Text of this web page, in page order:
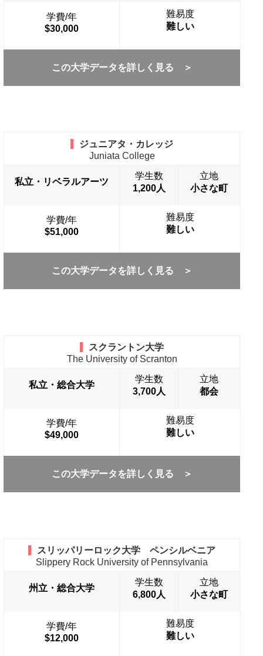
学費/年
$30,000
難易度
難しい
この大学データを詳しく見る ＞
ジュニアタ・カレッジ
Juniata College
私立・リベラルアーツ
学生数
1,200人
立地
小さな町
学費/年
$51,000
難易度
難しい
この大学データを詳しく見る ＞
スクラントン大学
The University of Scranton
私立・総合大学
学生数
3,700人
立地
都会
学費/年
$49,000
難易度
難しい
この大学データを詳しく見る ＞
スリッパリーロック大学 ペンシルベニア
Slippery Rock University of Pennsylvania
州立・総合大学
学生数
6,800人
立地
小さな町
学費/年
$12,000
難易度
難しい